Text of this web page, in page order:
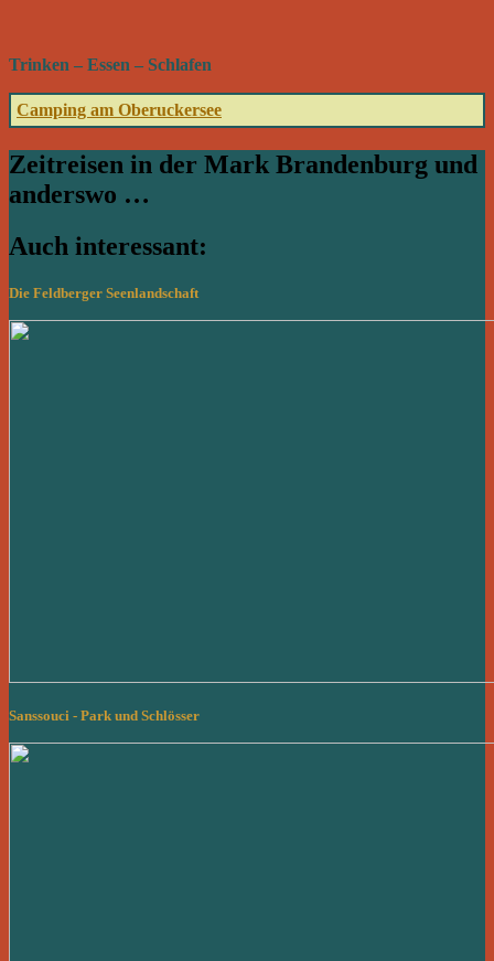
Trinken – Essen – Schlafen
Camping am Oberuckersee
Zeitreisen in der Mark Brandenburg und
anderswo …
Auch interessant:
Die Feldberger Seenlandschaft
Sanssouci - Park und Schlösser